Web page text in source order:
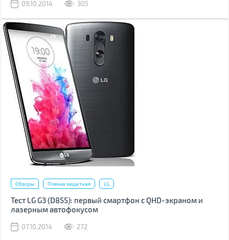
09.10.2014 305
Обзоры Пленка защитная LG
Тест LG G3 (D855): первый смартфон с QHD-экраном и
лазерным автофокусом
07.10.2014 272